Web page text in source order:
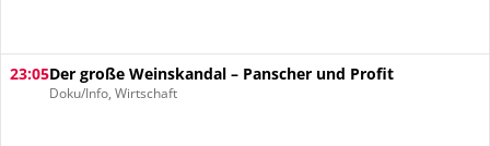
23:05Der große Weinskandal – Panscher und Profit
Doku/Info, Wirtschaft